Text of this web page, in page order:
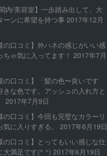
関内/美容室】一歩踏み出して、大
ーンに希望を持つ事 2017年12月
の口コミ】外ハネの感じがいい感
ちゃ気に入ってます！ 2017年7月
の口コミ】「髪の色〜良いです
きな色です。アッシュの入れ方と
2017年7月9日
の口コミ】今回も完璧なカラーリ
気に入りすぎる。
2017年6月19日
の口コミ】とってもいい感じな仕
大満足です(^ ^) 2017年6月19日